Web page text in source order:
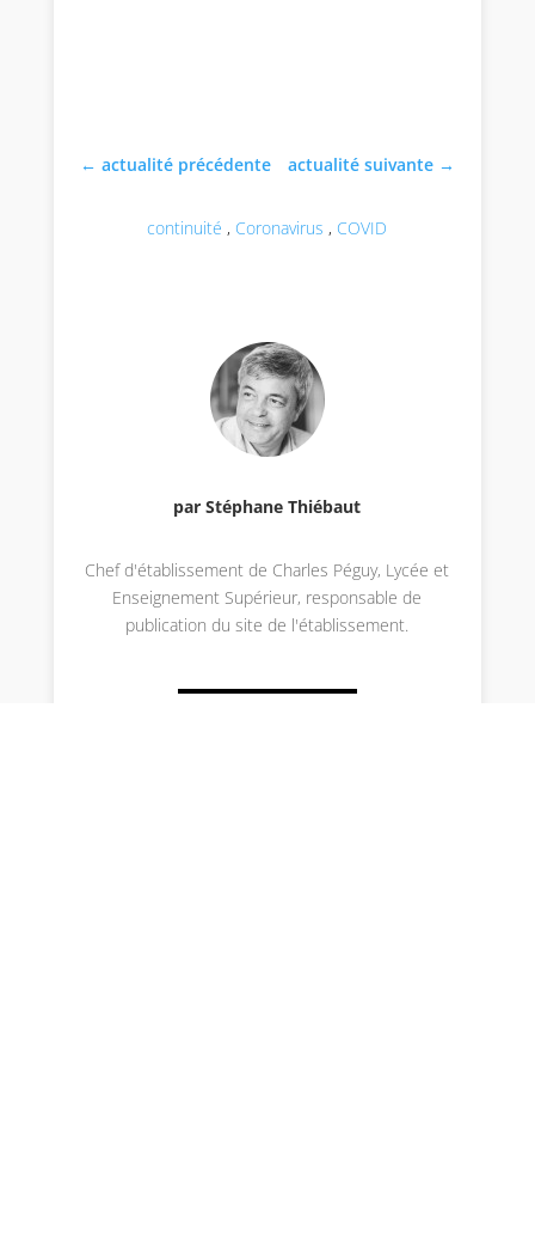
←actualité précédente actualité suivante→
continuité , Coronavirus , COVID
par Stéphane Thiébaut
Chef d'établissement de Charles Péguy, Lycée et
Enseignement Supérieur, responsable de
publication du site de l'établissement.